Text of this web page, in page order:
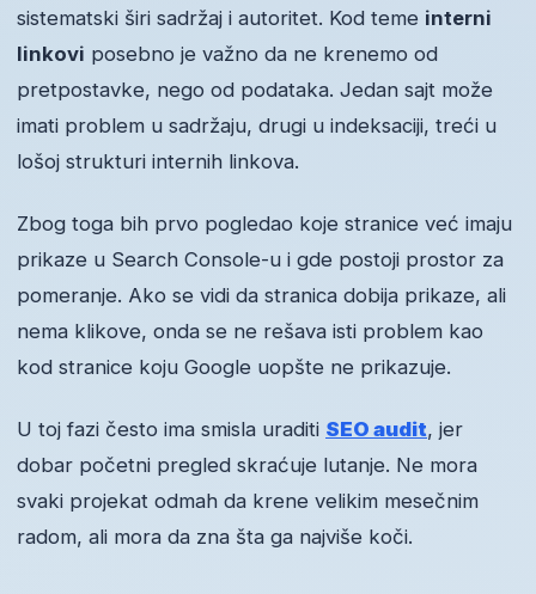
sistematski širi sadržaj i autoritet. Kod teme interni
linkovi posebno je važno da ne krenemo od
pretpostavke, nego od podataka. Jedan sajt može
imati problem u sadržaju, drugi u indeksaciji, treći u
lošoj strukturi internih linkova.
Zbog toga bih prvo pogledao koje stranice već imaju
prikaze u Search Console-u i gde postoji prostor za
pomeranje. Ako se vidi da stranica dobija prikaze, ali
nema klikove, onda se ne rešava isti problem kao
kod stranice koju Google uopšte ne prikazuje.
U toj fazi često ima smisla uraditi SEO audit, jer
dobar početni pregled skraćuje lutanje. Ne mora
svaki projekat odmah da krene velikim mesečnim
radom, ali mora da zna šta ga najviše koči.